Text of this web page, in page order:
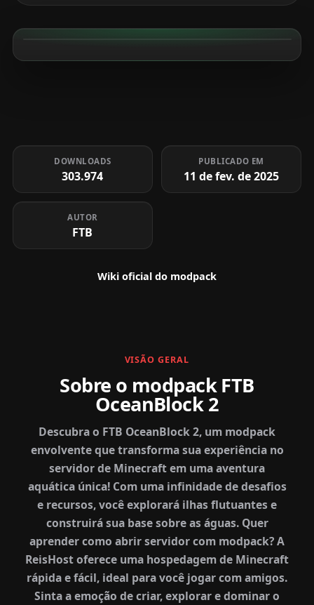
Login
DOWNLOADS
303.974
PUBLICADO EM
11 de fev. de 2025
AUTOR
FTB
Wiki oficial do modpack
VISÃO GERAL
Sobre o modpack FTB
OceanBlock 2
Descubra o FTB OceanBlock 2, um modpack
envolvente que transforma sua experiência no
servidor de Minecraft em uma aventura
aquática única! Com uma infinidade de desafios
e recursos, você explorará ilhas flutuantes e
construirá sua base sobre as águas. Quer
aprender como abrir servidor com modpack? A
ReisHost oferece uma hospedagem de Minecraft
rápida e fácil, ideal para você jogar com amigos.
Sinta a emoção de criar, explorar e dominar o